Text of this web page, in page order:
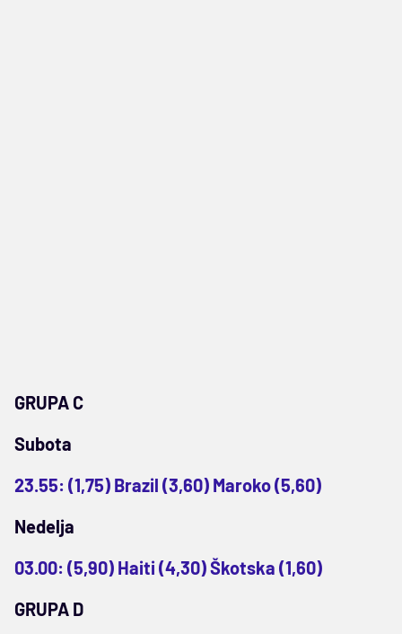
GRUPA C
Subota
23.55: (1,75) Brazil (3,60) Maroko (5,60)
Nedelja
03.00: (5,90) Haiti (4,30) Škotska (1,60)
GRUPA D